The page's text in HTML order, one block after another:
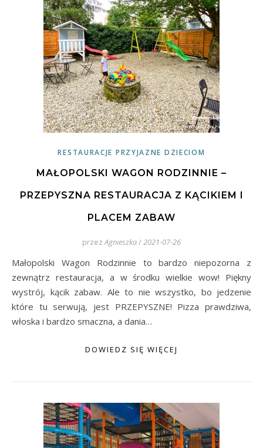
RESTAURACJE PRZYJAZNE DZIECIOM
MAŁOPOLSKI WAGON RODZINNIE –
PRZEPYSZNA RESTAURACJA Z KĄCIKIEM I
PLACEM ZABAW
przez Agnieszka/2021-07-26
Małopolski Wagon Rodzinnie to bardzo niepozorna z
zewnątrz restauracja, a w środku wielkie wow! Piękny
wystrój, kącik zabaw. Ale to nie wszystko, bo jedzenie
które tu serwują, jest PRZEPYSZNE! Pizza prawdziwa,
włoska i bardzo smaczna, a dania…
DOWIEDZ SIĘ WIĘCEJ